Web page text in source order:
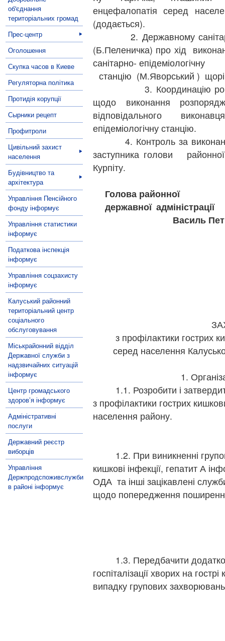
об'єднання
територіальних громад
Прес-центр
Оголошення
Скупка часов в Киеве
Регуляторна політика
Протидія корупції
Сырники рецепт
Профитроли
Цивільний захист
населення
Будівництво та
архітектура
Управління Пенсійного
фонду інформує
Управління статистики
інформує
Податкова інспекція
інформує
Управління соцзахисту
інформує
Калуський районний
територіальний центр
соціального
обслуговування
Міськрайонний відділ
Державної служби з
надзвичайних ситуацій
інформує
Центр громадського
здоров’я інформує
Адміністративні
послуги
Державний реєстр
виборців
Управління
Держпродспоживслужби
в районі інформує
енцефалопатія серед
(додається).
2. Державному
(Б.Пеленичка) про хід
санітарно- епідеміологічну
станцію (М.Яворський )
3. Координацію роботи
щодо виконання
відповідального
епідеміологічну станцію.
4. Контроль за
заступника голови
Курпіту.
Голова районної
державної
Василь
з профілактики гострих
серед населення
1.
1.1. Розробити і
з профілактики гострих
населення району.
1.2. При виникненні
кишкові інфекції, гепатит А
ОДА та інші зацікавлені
щодо попередження
1.3. Передбачити
госпіталізації хворих на
випадку групових